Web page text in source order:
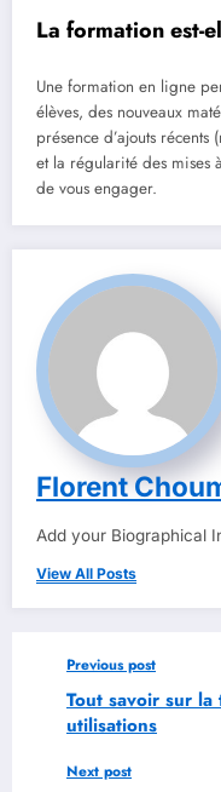
La formation est-
Une formation en ligne
élèves, des nouveaux
présence d’ajouts
et la régularité des mises
de vous engager.
Florent
Add your Biographical
View All Posts
Previous post
Tout savoir sur
utilisations
Next post